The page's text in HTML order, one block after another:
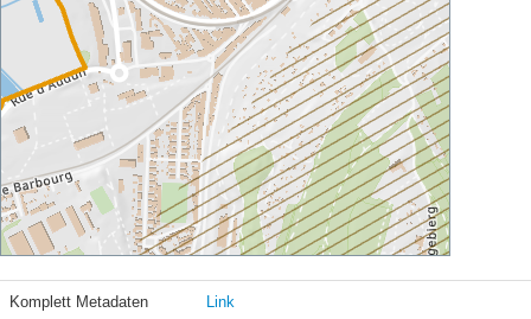
Komplett Metadaten Link